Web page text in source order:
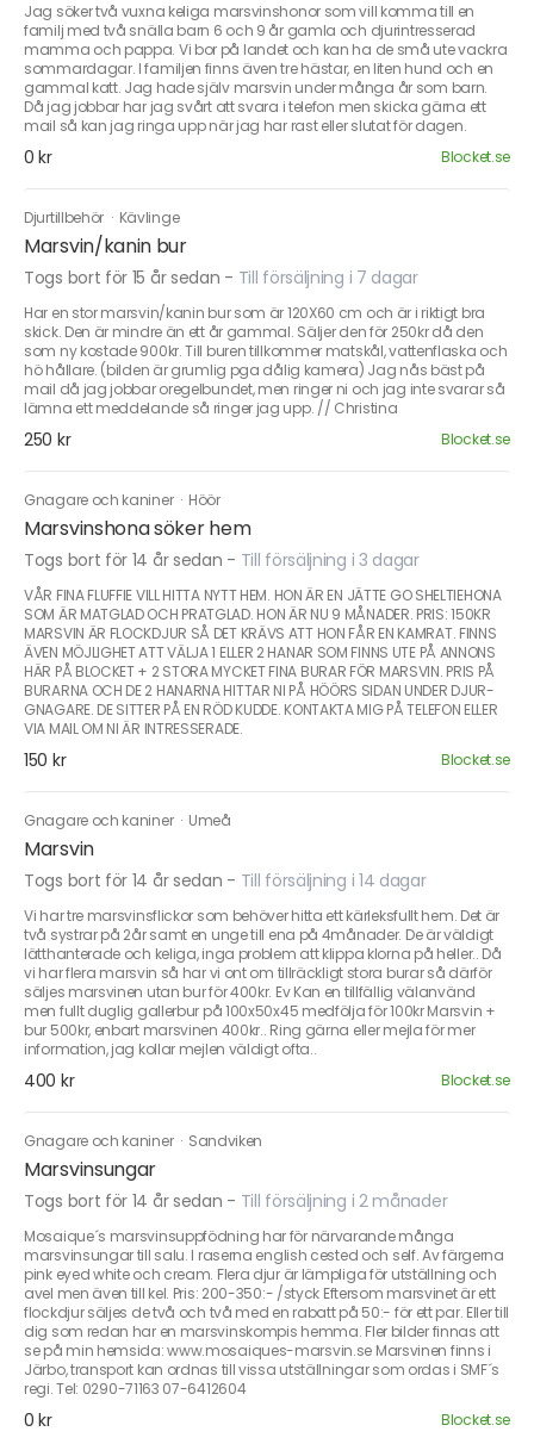
Jag söker två vuxna keliga marsvinshonor som vill komma till en
familj med två snälla barn 6 och 9 år gamla och djurintresserad
mamma och pappa. Vi bor på landet och kan ha de små ute vackra
sommardagar. I familjen finns även tre hästar, en liten hund och en
gammal katt. Jag hade själv marsvin under många år som barn.
Då jag jobbar har jag svårt att svara i telefon men skicka gärna ett
mail så kan jag ringa upp när jag har rast eller slutat för dagen.
0 kr Blocket.se
Djurtillbehör · Kävlinge
Marsvin/kanin bur
Togs bort för 15 år sedan - Till försäljning i 7 dagar
Har en stor marsvin/kanin bur som är 120X60 cm och är i riktigt bra
skick. Den är mindre än ett år gammal. Säljer den för 250kr då den
som ny kostade 900kr. Till buren tillkommer matskål, vattenflaska och
hö hållare. (bilden är grumlig pga dålig kamera) Jag nås bäst på
mail då jag jobbar oregelbundet, men ringer ni och jag inte svarar så
lämna ett meddelande så ringer jag upp. // Christina
250 kr Blocket.se
Gnagare och kaniner · Höör
Marsvinshona söker hem
Togs bort för 14 år sedan - Till försäljning i 3 dagar
VÅR FINA FLUFFIE VILL HITTA NYTT HEM. HON ÄR EN JÄTTE GO SHELTIEHONA
SOM ÄR MATGLAD OCH PRATGLAD. HON ÄR NU 9 MÅNADER. PRIS: 150KR
MARSVIN ÄR FLOCKDJUR SÅ DET KRÄVS ATT HON FÅR EN KAMRAT. FINNS
ÄVEN MÖJLIGHET ATT VÄLJA 1 ELLER 2 HANAR SOM FINNS UTE PÅ ANNONS
HÄR PÅ BLOCKET + 2 STORA MYCKET FINA BURAR FÖR MARSVIN. PRIS PÅ
BURARNA OCH DE 2 HANARNA HITTAR NI PÅ HÖÖRS SIDAN UNDER DJUR-
GNAGARE. DE SITTER PÅ EN RÖD KUDDE. KONTAKTA MIG PÅ TELEFON ELLER
VIA MAIL OM NI ÄR INTRESSERADE.
150 kr Blocket.se
Gnagare och kaniner · Umeå
Marsvin
Togs bort för 14 år sedan - Till försäljning i 14 dagar
Vi har tre marsvinsflickor som behöver hitta ett kärleksfullt hem. Det är
två systrar på 2år samt en unge till ena på 4månader. De är väldigt
lätthanterade och keliga, inga problem att klippa klorna på heller.. Då
vi har flera marsvin så har vi ont om tillräckligt stora burar så därför
säljes marsvinen utan bur för 400kr. Ev Kan en tillfällig välanvänd
men fullt duglig gallerbur på 100x50x45 medfölja för 100kr Marsvin +
bur 500kr, enbart marsvinen 400kr.. Ring gärna eller mejla för mer
information, jag kollar mejlen väldigt ofta..
400 kr Blocket.se
Gnagare och kaniner · Sandviken
Marsvinsungar
Togs bort för 14 år sedan - Till försäljning i 2 månader
Mosaique´s marsvinsuppfödning har för närvarande många
marsvinsungar till salu. I raserna english cested och self. Av färgerna
pink eyed white och cream. Flera djur är lämpliga för utställning och
avel men även till kel. Pris: 200-350:- /styck Eftersom marsvinet är ett
flockdjur säljes de två och två med en rabatt på 50:- för ett par. Eller till
dig som redan har en marsvinskompis hemma. Fler bilder finnas att
se på min hemsida: www.mosaiques-marsvin.se Marsvinen finns i
Järbo, transport kan ordnas till vissa utställningar som ordas i SMF´s
regi. Tel: 0290-71163 07-6412604
0 kr Blocket.se